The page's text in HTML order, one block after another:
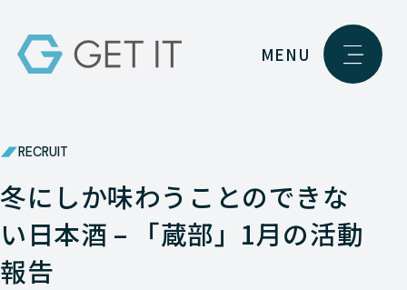
MENU
RECRUIT
冬にしか味わうことのできな
い日本酒 – 「蔵部」1月の活動
報告